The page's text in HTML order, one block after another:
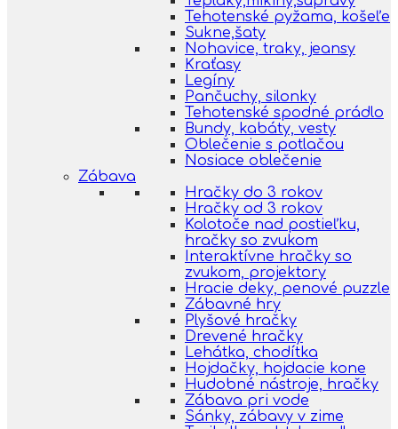
Tehotenské pyžama, košeľe
Sukne,šaty
Nohavice, traky, jeansy
Kraťasy
Legíny
Pančuchy, silonky
Tehotenské spodné prádlo
Bundy, kabáty, vesty
Oblečenie s potlačou
Nosiace oblečenie
Zábava
Hračky do 3 rokov
Hračky od 3 rokov
Kolotoče nad postieľku,
hračky so zvukom
Interaktívne hračky so
zvukom, projektory
Hracie deky, penové puzzle
Zábavné hry
Plyšové hračky
Drevené hračky
Lehátka, chodítka
Hojdačky, hojdacie kone
Hudobné nástroje, hračky
Zábava pri vode
Sánky, zábavy v zime